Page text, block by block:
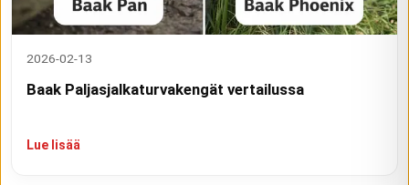
2026-02-13
Baak Paljasjalkaturvakengät vertailussa
Lue lisää